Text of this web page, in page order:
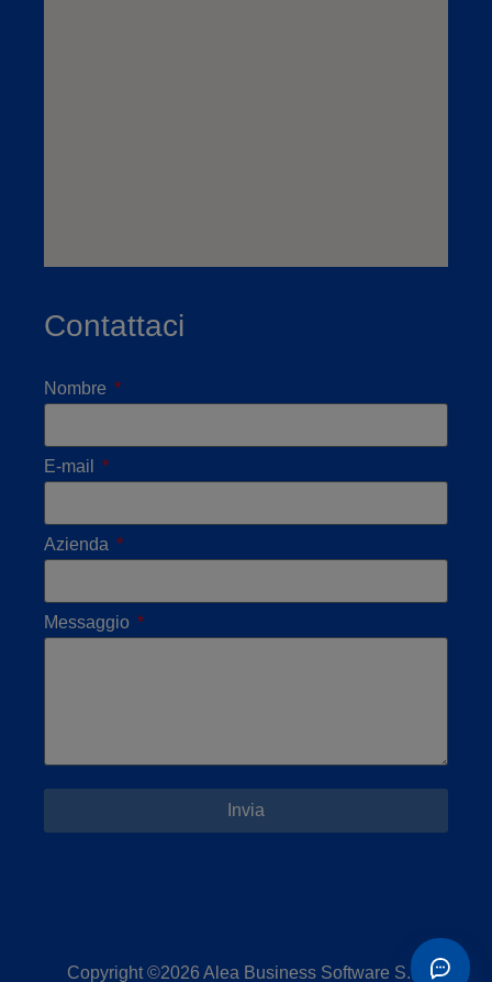
Contattaci
Nombre
E-mail
Azienda
Messaggio
Invia
Copyright ©2026 Alea Business Software S.L.